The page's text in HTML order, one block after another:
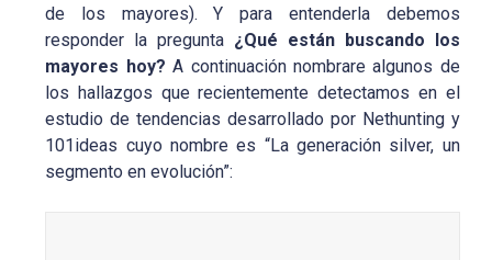
de los mayores). Y para entenderla debemos
responder la pregunta ¿Qué están buscando los
mayores hoy? A continuación nombrare algunos de
los hallazgos que recientemente detectamos en el
estudio de tendencias desarrollado por Nethunting y
101ideas cuyo nombre es “La generación silver, un
segmento en evolución”: